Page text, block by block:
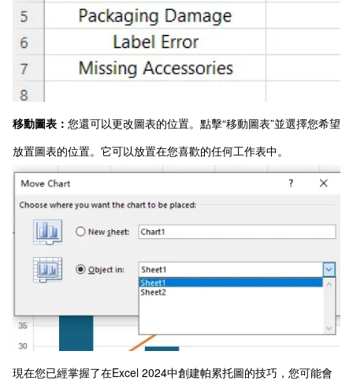
移動圖表： 您還可以更改圖表的位置。點擊“移動圖表”並選擇您希望
放置圖表的位置。它可以放置在您喜歡的任何工作表中。
現在您已經掌握了在Excel 2024中創建帕累托圖的技巧，您可能會